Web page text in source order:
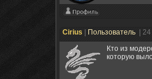
Cirius Пользователь
|
Кто из
которую